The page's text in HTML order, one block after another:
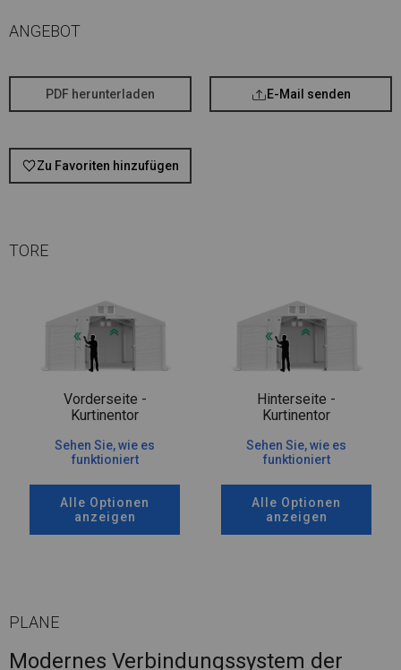
ANGEBOT
PDF herunterladen E-Mail senden
Zu Favoriten hinzufügen
TORE
Vorderseite -
Kurtinentor
Sehen Sie, wie es
funktioniert
Alle Optionen
anzeigen
Hinterseite -
Kurtinentor
Sehen Sie, wie es
funktioniert
Alle Optionen
anzeigen
PLANE
Modernes Verbindungssystem der